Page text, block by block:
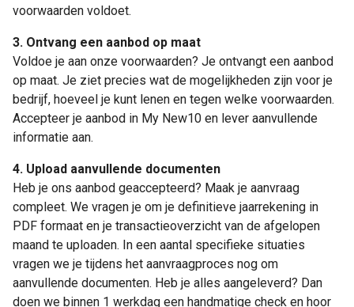
voorwaarden voldoet.
3. Ontvang een aanbod op maat
Voldoe je aan onze voorwaarden? Je ontvangt een aanbod
op maat. Je ziet precies wat de mogelijkheden zijn voor je
bedrijf, hoeveel je kunt lenen en tegen welke voorwaarden.
Accepteer je aanbod in My New10 en lever aanvullende
informatie aan.
4. Upload aanvullende documenten
Heb je ons aanbod geaccepteerd? Maak je aanvraag
compleet. We vragen je om je definitieve jaarrekening in
PDF formaat en je transactieoverzicht van de afgelopen
maand te uploaden. In een aantal specifieke situaties
vragen we je tijdens het aanvraagproces nog om
aanvullende documenten. Heb je alles aangeleverd? Dan
doen we binnen 1 werkdag een handmatige check en hoor